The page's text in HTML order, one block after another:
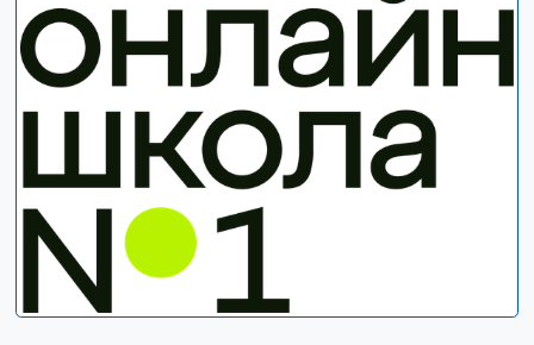
Рейтинг крупнейших эдтех-компании Казахстана
Рейтинг крупнейших эдтех-компании мира